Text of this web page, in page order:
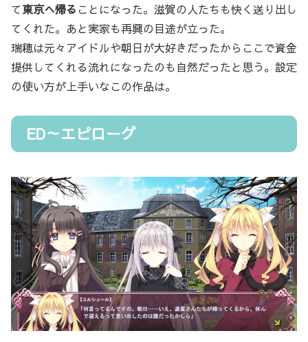
て東京へ帰ることになった。滋賀の人たちも快く送り出し
てくれた。あと実家も再興の目途が立った。
瑞穂は元々アイドルや朝日が大好きだったからここで資金
提供してくれる流れになったのも自然だったと思う。設定
の使い方が上手いなこの作品は。
ED～エピローグ